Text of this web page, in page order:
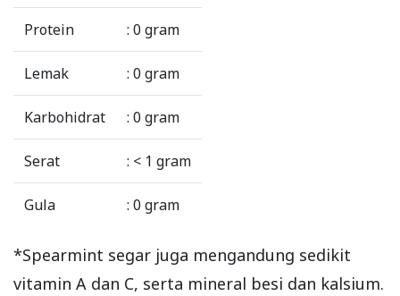
Protein : 0 gram
Lemak : 0 gram
Karbohidrat : 0 gram
Serat : < 1 gram
Gula : 0 gram
*Spearmint segar juga mengandung sedikit
vitamin A dan C, serta mineral besi dan kalsium.